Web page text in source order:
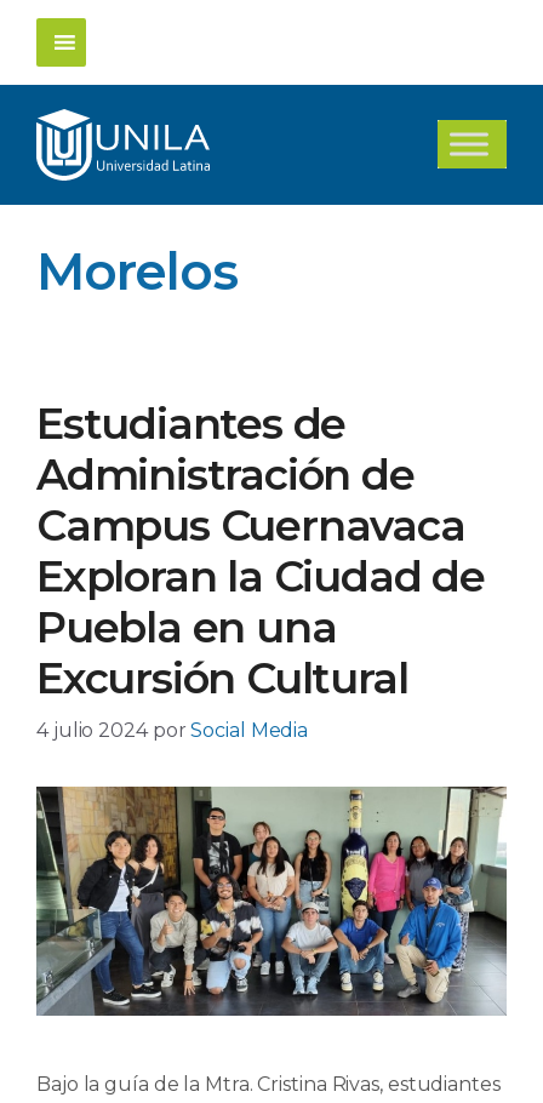
Saltar
contenido
Morelos
Estudiantes de
Administración de
Campus Cuernavaca
Exploran la Ciudad de
Puebla en una
Excursión Cultural
4 julio 2024 porSocial Media
Bajo la guía de la Mtra. Cristina Rivas, estudiantes